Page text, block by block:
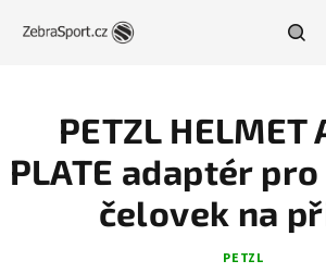
PETZL HELMET
PLATE adaptér
čelovek na
PETZL